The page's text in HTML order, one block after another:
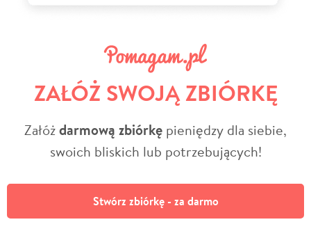
ZAŁÓŻ SWOJĄ ZBIÓRKĘ
Załóżdarmową zbiórkę pieniędzy dla siebie,
swoich bliskich lub potrzebujących!
Stwórz zbiórkę - za darmo